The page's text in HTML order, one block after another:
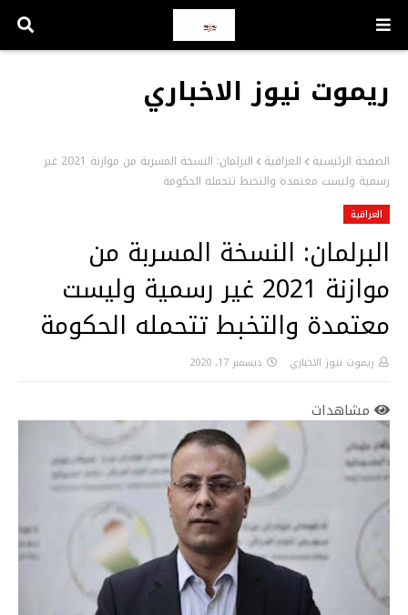
ريموت نيوز الاخباري
الصفحة الرئيسية العراقية
البرلمان: النسخة المسربة من موازنة 2021 غير
رسمية وليست معتمدة والتخبط تتحمله الحكومة
العراقية
البرلمان: النسخة المسربة من
موازنة 2021 غير رسمية وليست
معتمدة والتخبط تتحمله الحكومة
ريموت نيوز الاخباري ديسمبر 17, 2020
مشاهدات